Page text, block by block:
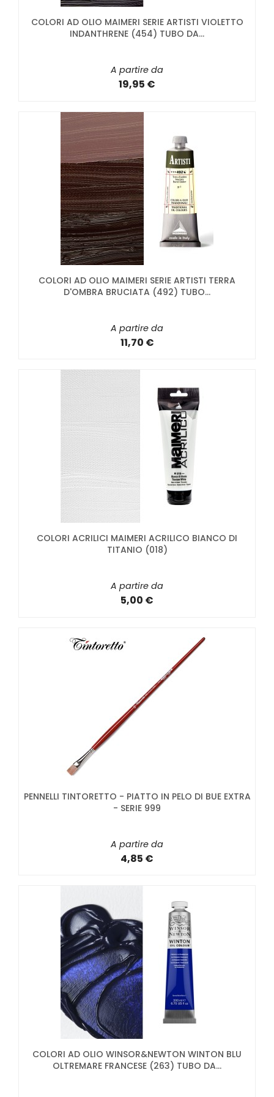
COLORI AD OLIO MAIMERI SERIE ARTISTI VIOLETTO
INDANTHRENE (454) TUBO DA...
A partire da
19,95 €
COLORI AD OLIO MAIMERI SERIE ARTISTI TERRA
D'OMBRA BRUCIATA (492) TUBO...
A partire da
11,70 €
COLORI ACRILICI MAIMERI ACRILICO BIANCO DI
TITANIO (018)
A partire da
5,00 €
PENNELLI TINTORETTO - PIATTO IN PELO DI BUE EXTRA
- SERIE 999
A partire da
4,85 €
COLORI AD OLIO WINSOR&NEWTON WINTON BLU
OLTREMARE FRANCESE (263) TUBO DA...